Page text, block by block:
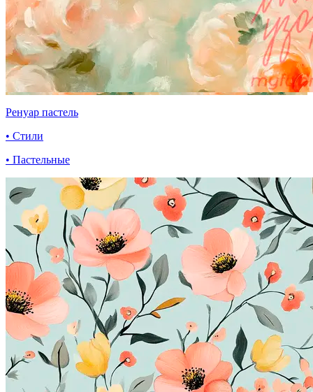
Ренуар пастель
• Стили
• Пастельные